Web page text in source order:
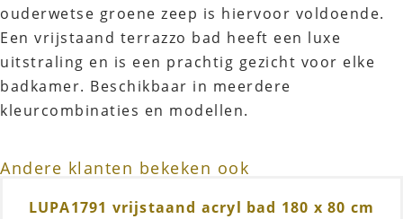
ouderwetse groene zeep is hiervoor voldoende.
Een vrijstaand terrazzo bad heeft een luxe
uitstraling en is een prachtig gezicht voor elke
badkamer. Beschikbaar in meerdere
kleurcombinaties en modellen.
Andere klanten bekeken ook
LUPA1791 vrijstaand acryl bad 180 x 80 cm